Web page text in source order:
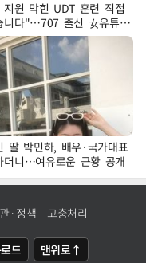
원 막힌 UDT 훈련 직접
니다"…707 출신 女유튜버
화'
딸 박민하, 배우·국가대표
더니…여유로운 근황 공개
·정책 고충처리
드 맨위로↑